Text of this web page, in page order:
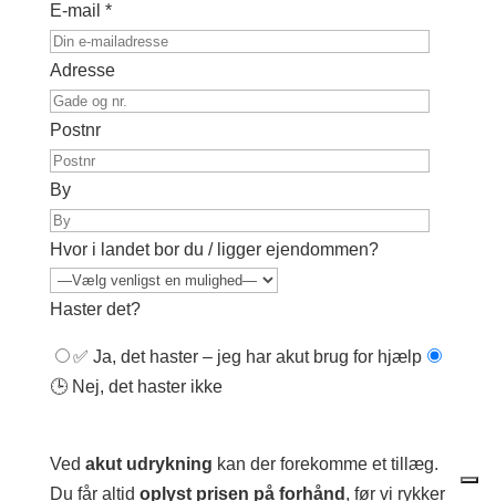
E-mail *
Adresse
Postnr
By
Hvor i landet bor du / ligger ejendommen?
Haster det?
✅ Ja, det haster – jeg har akut brug for hjælp
🕒 Nej, det haster ikke
Ved akut udrykning kan der forekomme et tillæg.
Du får altid oplyst prisen på forhånd , før vi rykker